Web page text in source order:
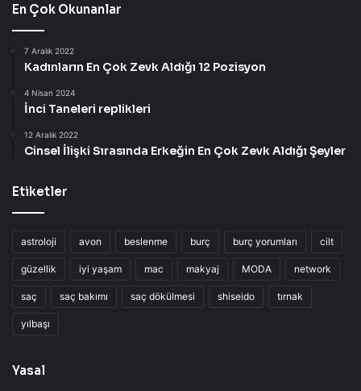
En Çok Okunanlar
7 Aralık 2022
Kadınların En Çok Zevk Aldığı 12 Pozisyon
4 Nisan 2024
İnci Taneleri replikleri
12 Aralık 2022
Cinsel İlişki Sırasında Erkeğin En Çok Zevk Aldığı Şeyler
Etiketler
astroloji avon beslenme burç burç yorumları cilt
güzellik iyi yaşam mac makyaj MODA network
saç saç bakımı saç dökülmesi shiseido tırnak
yılbaşı
Yasal